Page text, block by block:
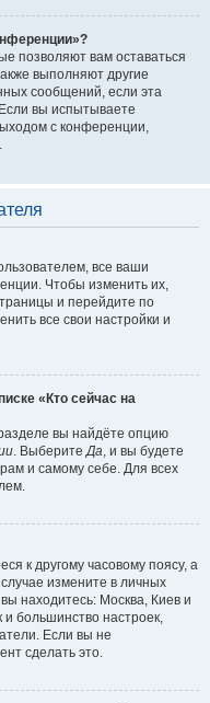
позволяют вам оставаться
выполняют другие
сообщений, если эта
вы испытываете
с конференции,
все ваши
Чтобы изменить их,
и перейдите по
все свои настройки и
«Кто сейчас на
вы найдёте опцию
. ВыберитеДа, и вы будете
и самому себе. Для всех
к другому часовому поясу, а
измените в личных
находитесь: Москва, Киев и
и большинство настроек,
Если вы не
сделать это.